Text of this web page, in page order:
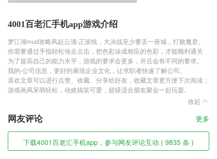
4001百老汇手机app游戏介绍
梦江湖mud攻略风起云涌:正派线，大决战至少要丢一座城，打败魔君。
你需要通过手指轻松地去点击，把色彩涂成相应的色彩，才能顺利通关
为了提高自己的能力水平，游戏的要求会更多，并且会有不同的要求。
我的-公司信息，更好的展现企业文化，让求职者快速了解公司。
喜欢文章可以进行点赞、收藏、分享给好友，收藏文章更方便下次阅读；
游戏画风呆萌轻松，动效搞笑可爱，超级适合朋友聚会一起玩耍。
收起
网友评论 更多
下载4001百老汇手机app，参与网友评论互动 ( 9835 条 )